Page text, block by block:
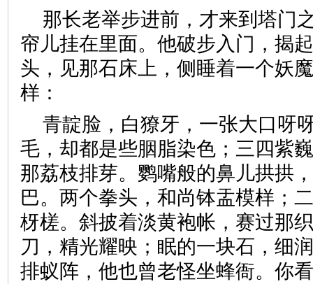
那长老举步进前，才来到塔门
帘儿挂在里面。他破步入门，揭
头，见那石床上，侧睡着一个妖
样：
青靛脸，白獠牙，一张大口呀
毛，却都是些胭脂染色；三四紫
那荔枝排芽。鹦嘴般的鼻儿拱拱
巴。两个拳头，和尚钵盂模样；
枒槎。斜披着淡黄袍帐，赛过那
刀，精光耀映；眠的一块石，细
排蚁阵，他也曾老怪坐蜂衙。你